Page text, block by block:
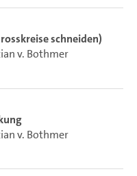
schneiden)
v. Bothmer
v. Bothmer